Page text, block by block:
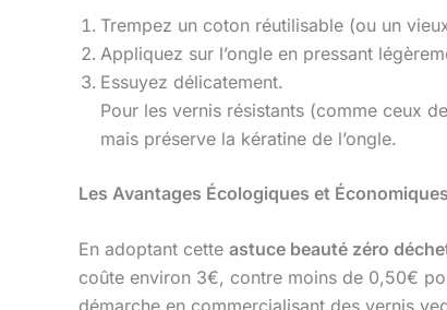
Trempez un coton réutilisable (ou un
Appliquez sur l’ongle en pressant
Essuyez délicatement.
Pour les vernis résistants (comme ceux de
mais préserve la kératine de l’ongle.
Les Avantages Écologiques et Économiques
En adoptant cette astuce beauté zéro
coûte environ 3€, contre moins de 0,50€